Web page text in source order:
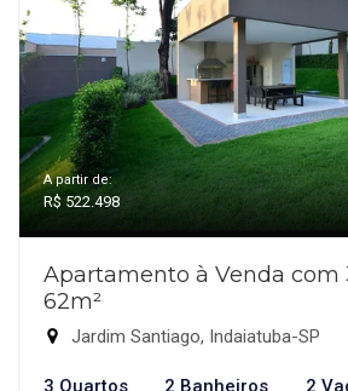
A partir de:
R$ 522.498
Apartamento à Venda com
62m²
Jardim Santiago, Indaiatuba-SP
3 Quartos 2 Banheiros 2